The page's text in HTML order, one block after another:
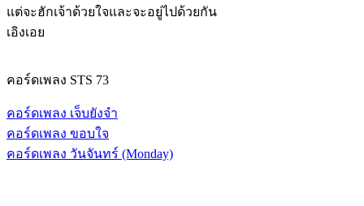
แต่จะฮักเจ้าด้วยใจและจะอยู่ไปด้วยกัน
เอิงเอย
คอร์ดเพลง STS 73
คอร์ดเพลง เจ็บยังจำ
คอร์ดเพลง ขอบใจ
คอร์ดเพลง วันจันทร์ (Monday)